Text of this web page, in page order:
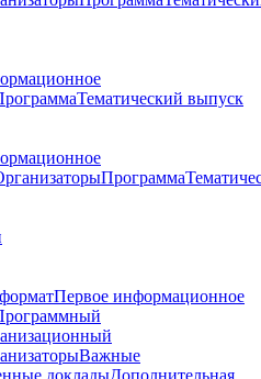
Тематический выпуск
Программа
Первое информационное
Важные
докладыДополнительная